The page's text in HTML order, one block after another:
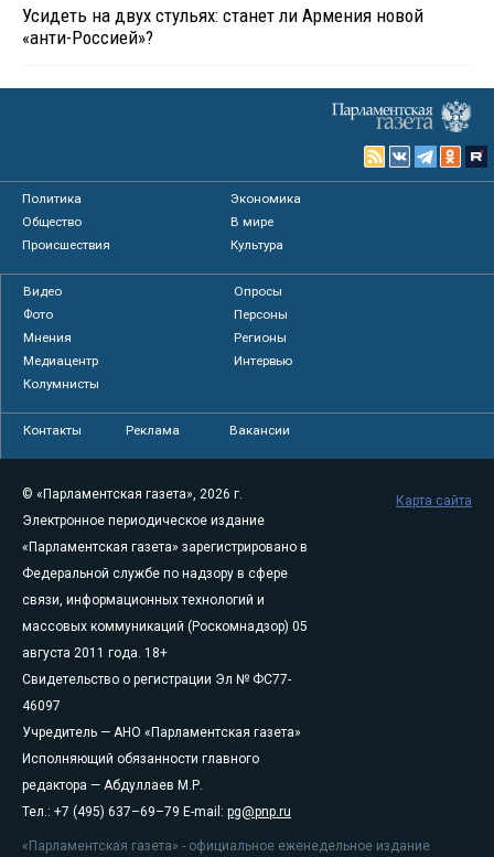
Усидеть на двух стульях: станет ли Армения новой
«анти-Россией»?
Политика
Экономика
Общество
В мире
Происшествия
Культура
Видео
Опросы
Фото
Персоны
Мнения
Регионы
Медиацентр
Интервью
Колумнисты
Контакты Реклама Вакансии
© «Парламентская газета», 2026 г.
Электронное периодическое издание
«Парламентская газета» зарегистрировано в
Федеральной службе по надзору в сфере
связи, информационных технологий и
массовых коммуникаций (Роскомнадзор) 05
августа 2011 года. 18+
Свидетельство о регистрации Эл № ФС77-
46097
Учредитель — АНО «Парламентская газета»
Исполняющий обязанности главного
редактора — Абдуллаев М.Р.
Тел.: +7 (495) 637–69–79 E-mail: pg@pnp.ru
«Парламентская газета» - официальное еженедельное издание
Карта сайта